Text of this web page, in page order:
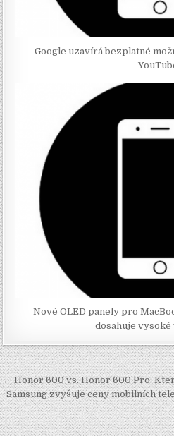
Google uzavírá bezplatné
Nové OLED panely pro
dosahuje
Navigace
pro
příspěvek
← Honor 600 vs. Honor 600 Pro:
Samsung zvyšuje ceny mobilních